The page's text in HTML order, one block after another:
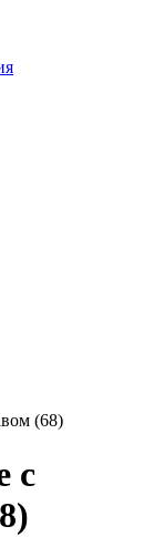
(68)
с